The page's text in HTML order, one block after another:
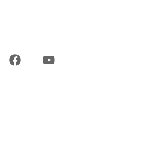
F
a
Y
o